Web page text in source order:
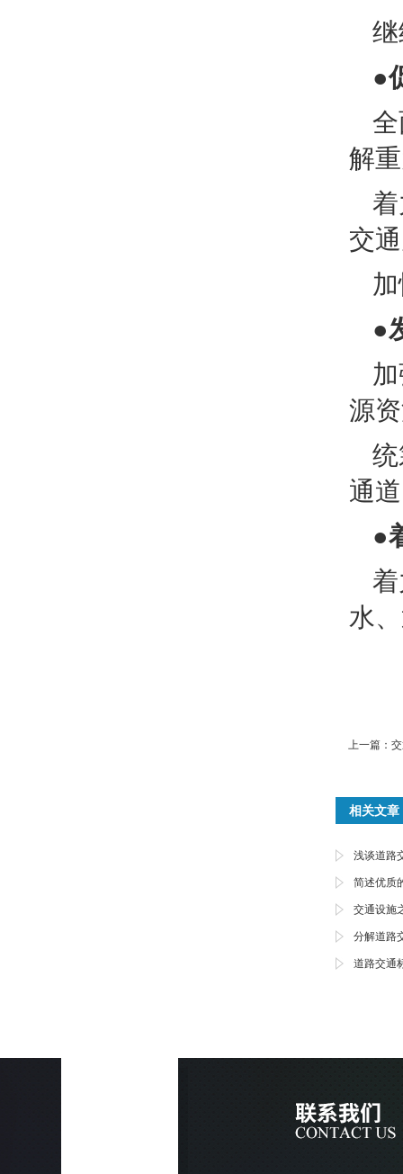
●
解
交
●
源
通
●
水
上一篇：
相关文章
浅谈道路
简述优质
交通设施
分解道路
道路交通